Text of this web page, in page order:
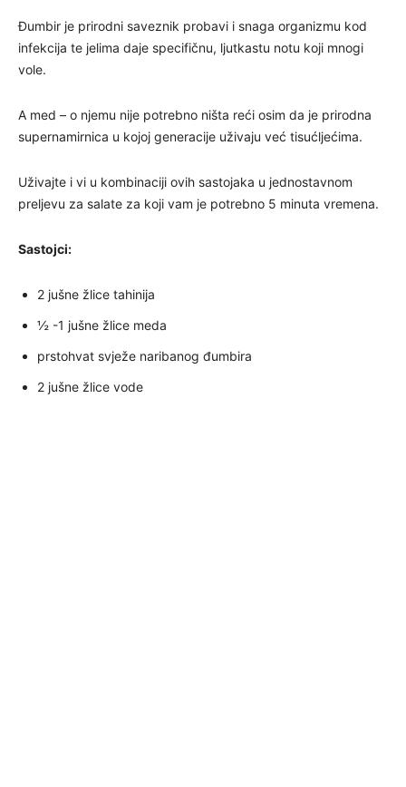
Đumbir je prirodni saveznik probavi i snaga organizmu kod
infekcija te jelima daje specifičnu, ljutkastu notu koji mnogi
vole.
A med – o njemu nije potrebno ništa reći osim da je prirodna
supernamirnica u kojoj generacije uživaju već tisućljećima.
Uživajte i vi u kombinaciji ovih sastojaka u jednostavnom
preljevu za salate za koji vam je potrebno 5 minuta vremena.
Sastojci:
2 jušne žlice tahinija
½ -1 jušne žlice meda
prstohvat svježe naribanog đumbira
2 jušne žlice vode